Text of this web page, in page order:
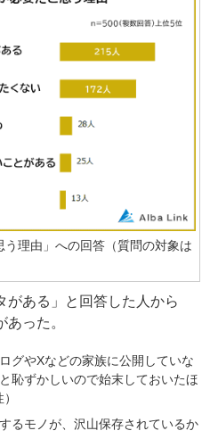
う理由」への回答（質問の対象は
ある」と回答した人から
った。
グやXなどの家族に公開していな
恥ずかしいので始末しておいたほ
るモノが、沢山保存されているか